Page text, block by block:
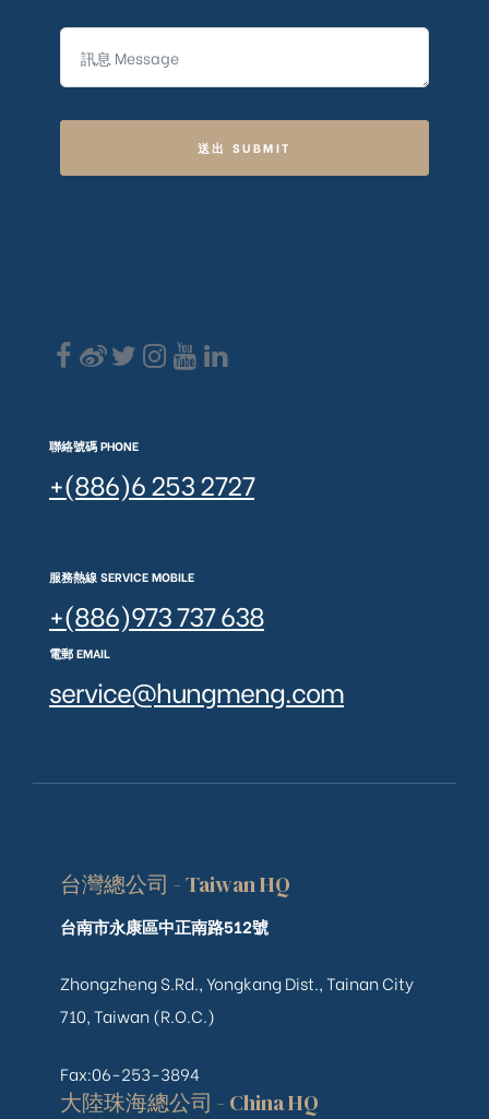
送出 SUBMIT
聯絡號碼 PHONE
+(886)6 253 2727
服務熱線 SERVICE MOBILE
+(886)973 737 638
電郵 EMAIL
service@hungmeng.com
台灣總公司 - Taiwan HQ
台南市永康區中正南路512號
Zhongzheng S.Rd., Yongkang Dist., Tainan City
710, Taiwan (R.O.C.)
Fax:06-253-3894
大陸珠海總公司 - China HQ